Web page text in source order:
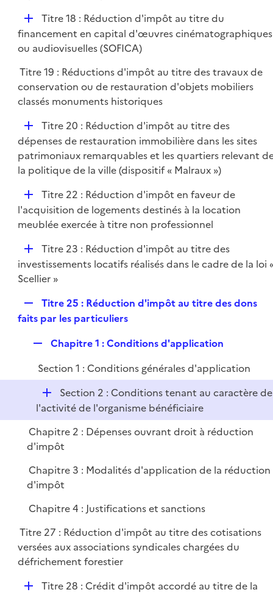
i
e
D
é
p
i
e
r
Titre 18 : Réduction d'impôt au titre du
financement en capital d'œuvres cinématographiques
ou audiovisuelles (SOFICA)
Titre 19 : Réductions d'impôt au titre des travaux de
conservation ou de restauration d'objets mobiliers
classés monuments historiques
D
é
p
l
r
Titre 20 : Réduction d'impôt au titre des
dépenses de restauration immobilière dans les sites
patrimoniaux remarquables et les quartiers relevant
la politique de la ville (dispositif « Malraux »)
D
é
p
e
r
Titre 22 : Réduction d'impôt en faveur de
l'acquisition de logements destinés à la location
meublée exercée à titre non professionnel
D
é
p
e
Titre 23 : Réduction d'impôt au titre des
investissements locatifs réalisés dans le cadre de la loi
Scellier »
e
l
e
Titre 25 : Réduction d'impôt au titre des dons
faits par les particuliers
p
l
i
e
r
Chapitre 1 : Conditions d'application
Section 1 : Conditions générales d'application
D
é
p
l
i
e
r
Section 2 : Conditions tenant au caractère de
l'activité de l'organisme bénéficiaire
Chapitre 2 : Dépenses ouvrant droit à réduction
d'impôt
Chapitre 3 : Modalités d'application de la réduction
d'impôt
Chapitre 4 : Justifications et sanctions
Titre 27 : Réduction d'impôt au titre des cotisations
versées aux associations syndicales chargées du
défrichement forestier
DTitre 28 : Crédit d'impôt accordé au titre de la